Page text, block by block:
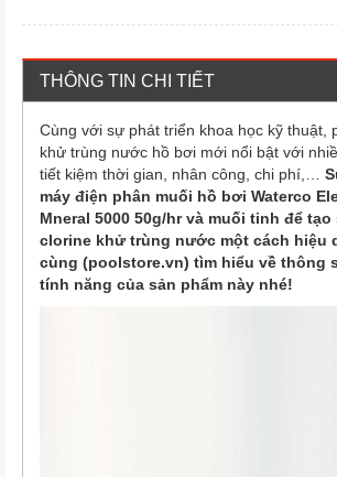
THÔNG TIN CHI TIẾT
Cùng với sự phát triển khoa học kỹ thuật,
khử trùng nước hồ bơi mới nổi bật với
tiết kiệm thời gian, nhân công, chi phí,…
máy điện phân muối hồ bơi Waterco
Mneral 5000 50g/hr và muối tinh để tạo
clorine khử trùng nước một cách hiệu
cùng (poolstore.vn) tìm hiểu về thông
tính năng của sản phẩm này nhé!